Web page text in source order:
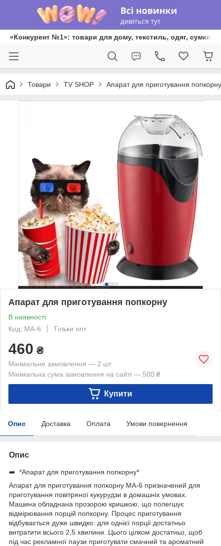
«Конкурент №1»: товари для дому, текстиль, одяг, сумки
Товари TV SHOP Апарат для приготування попкорну
Апарат для приготування попкорну
В наявності
Код: МА-6
Тільки опт
460 ₴
Мінімальне замовлення — 2 шт.
Мінімальна сума замовлення на сайті — 500 ₴
Купити
Опис Доставка Оплата Умови повернення
Опис
➡️ *Апарат для приготування попкорну*
Апарат для приготування попкорну МА-6 призначений для
приготування повітряної кукурудзи в домашніх умовах.
Машина обладнана прозорою кришкою, що полегшує
відмірювання порцій попкорну. Процес приготування
відбувається дуже швидко: для однієї порції достатньо
витратити всього 2,5 хвилини. Цього цілком достатньо, щоб
під час рекламної паузи приготувати смачний та ароматний